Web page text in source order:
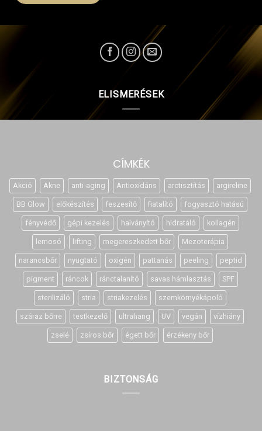
ELISMERÉSEK
CÍMKÉK
Akció Akne anti-aging Antioxidáns arctisztítás argireline
BB Glow előkészítés feszesítő fiatalító fogyasztó hatású
fényvédő gépi kezelés halványító hidratáló kollagén
lemosó lifting megereszkedett bőr Mezoterápia
narancsbőr nyugtató oxigén pattanás peeling peptid
pigment ráncok ránctalanító savas hámlasztás SPF
sterilizáló stria striakezelés szemkörnyékápoló
száraz bőrre testkezelő ultrahang UV vegán vízhiány
zselé zsíros bőr égett bőr érzékeny bőr
BIZTONSÁG